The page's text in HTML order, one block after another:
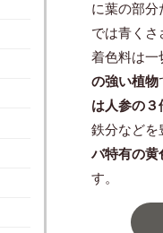
に葉の部
では青く
着色料は一
の強い植物
は人参の３
鉄分などを
バ特有の黄
す。